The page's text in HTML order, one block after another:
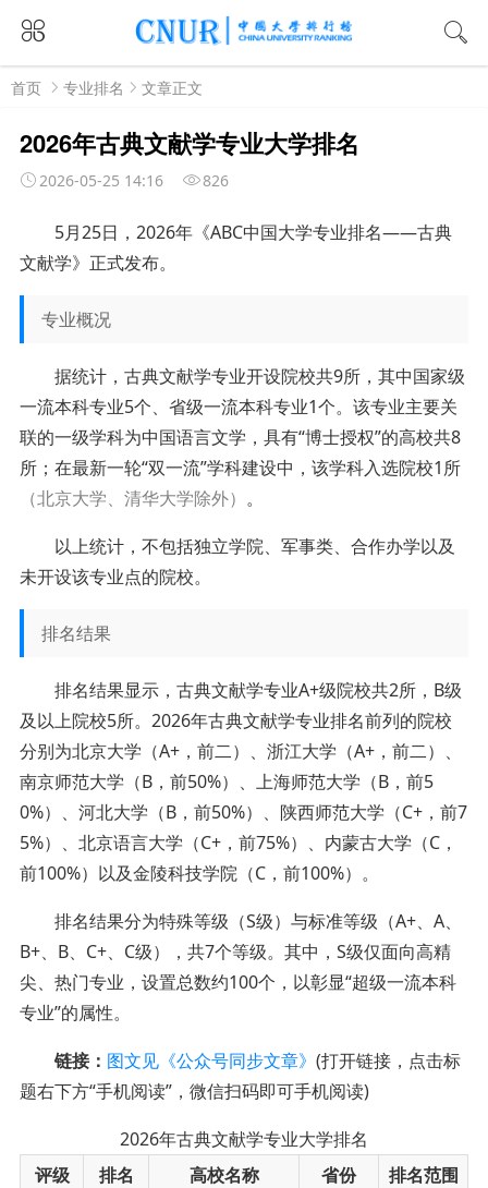
首页 专业排名 文章正文
2026年古典文献学专业大学排名
2026-05-25 14:16 826
5月25日，2026年《ABC中国大学专业排名——古典
文献学》正式发布。
专业概况
据统计，古典文献学专业开设院校共9所，其中国家级
一流本科专业5个、省级一流本科专业1个。该专业主要关
联的一级学科为中国语言文学，具有“博士授权”的高校共8
所；在最新一轮“双一流”学科建设中，该学科入选院校1所
（北京大学、清华大学除外） 。
以上统计，不包括独立学院、军事类、合作办学以及
未开设该专业点的院校。
排名结果
排名结果显示，古典文献学专业A+级院校共2所，B级
及以上院校5所。2026年古典文献学专业排名前列的院校
分别为北京大学（A+，前二）、浙江大学（A+，前二）、
南京师范大学（B，前50%）、上海师范大学（B，前5
0%）、河北大学（B，前50%）、陕西师范大学（C+，前7
5%）、北京语言大学（C+，前75%）、内蒙古大学（C，
前100%）以及金陵科技学院（C，前100%）。
排名结果分为特殊等级（S级）与标准等级（A+、A、
B+、B、C+、C级），共7个等级。其中，S级仅面向高精
尖、热门专业，设置总数约100个，以彰显“超级一流本科
专业”的属性。
链接： 图文见《公众号同步文章》 (打开链接，点击标
题右下方“手机阅读”，微信扫码即可手机阅读)
2026年古典文献学专业大学排名
评级
排名 高校名称 省份
排名范围